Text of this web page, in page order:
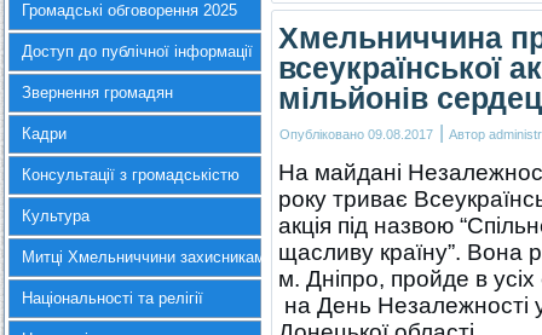
Громадські обговорення 2025
Доступ до публічної інформації
Звернення громадян
Кадри
Консультації з громадськістю
Культура
Митці Хмельниччини захисникам України
Національності та релігії
Хмельниччина
всеукраїнської
мільйонів
Опубліковано 09.08.2017 | Автор
На майдані
року триває
акція під назвою
щасливу країну”. Вона
м. Дніпро, пройде в усіх
на День Незалежності